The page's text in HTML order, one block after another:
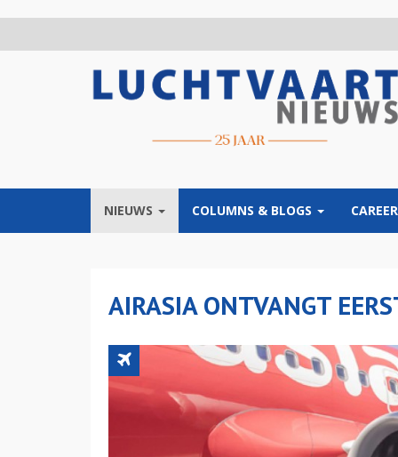
NIEUWS COLUMNS & BLOGS
AIRASIA ONTVANGT